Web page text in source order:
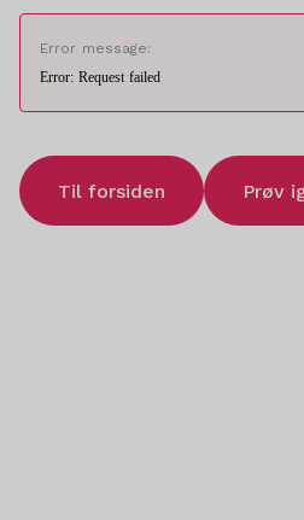
Error message:
Error: Request failed
Til forsiden Prøv